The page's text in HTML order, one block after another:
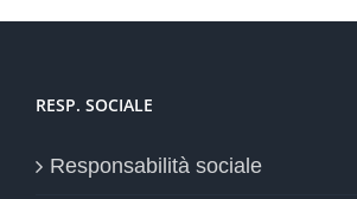
RESP. SOCIALE
Responsabilità sociale